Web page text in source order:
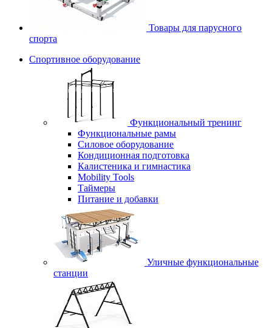
Товары для парусного
спорта
Спортивное оборудование
Функциональный тренинг
Функциональные рамы
Силовое оборудование
Кондиционная подготовка
Калистеника и гимнастика
Mobility Tools
Таймеры
Питание и добавки
Уличные функциональные
станции